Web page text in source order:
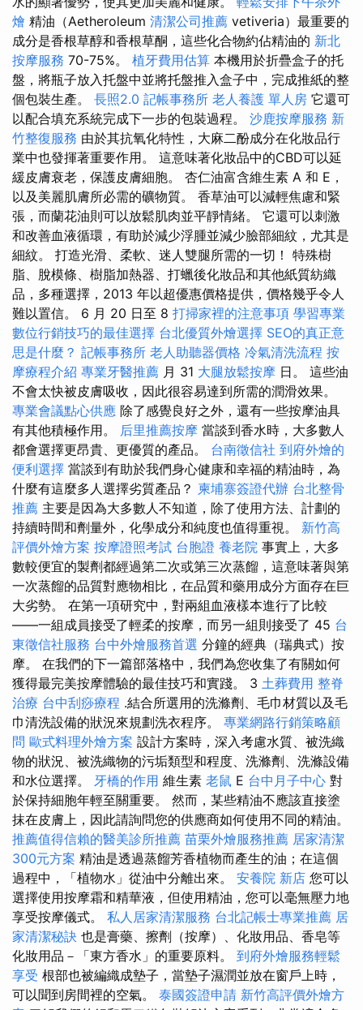
燴 精油（Aetheroleum 清潔公司推薦 vetiveria）最重要的
成分是香根草醇和香根草酮，這些化合物約佔精油的 新北
按摩服務 70-75%。 植牙費用估算 本機用於折疊盒子的托
盤，將瓶子放入托盤中並將托盤推入盒子中，完成推紙的整
個包裝生產。 長照2.0 記帳事務所 老人養護 單人房 它還可
以配合填充系統完成下一步的包裝過程。 沙鹿按摩服務 新
竹整復服務 由於其抗氧化特性，大麻二酚成分在化妝品行
業中也發揮著重要作用。 這意味著化妝品中的CBD可以延
緩皮膚衰老，保護皮膚細胞。 杏仁油富含維生素 A 和 E，
以及美麗肌膚所必需的礦物質。 香草油可以減輕焦慮和緊
張，而蘭花油則可以放鬆肌肉並平靜情緒。 它還可以刺激
和改善血液循環，有助於減少浮腫並減少臉部細紋，尤其是
細紋。 打造光滑、柔軟、迷人雙腿所需的一切！ 特殊樹
脂、脫模條、樹脂加熱器、打蠟後化妝品和其他紙質紡織
品，多種選擇，2013 年以超優惠價格提供，價格幾乎令人
難以置信。 6 月 20 日至 8 打掃家裡的注意事項 學習專業
數位行銷技巧的最佳選擇 台北優質外燴選擇 SEO的真正意
思是什麼？ 記帳事務所 老人助聽器價格 冷氣清洗流程 按
摩療程介紹 專業牙醫推薦 月 31 大腿放鬆按摩 日。 這些油
不會太快被皮膚吸收，因此很容易達到所需的潤滑效果。
專業會議點心供應 除了感覺良好之外，還有一些按摩油具
有其他積極作用。 后里推薦按摩 當談到香水時，大多數人
都會選擇更昂貴、更優質的產品。 台南徵信社 到府外燴的
便利選擇 當談到有助於我們身心健康和幸福的精油時，為
什麼有這麼多人選擇劣質產品？ 柬埔寨簽證代辦 台北整骨
推薦 主要是因為大多數人不知道，除了使用方法、計劃的
持續時間和劑量外，化學成分和純度也值得重視。 新竹高
評價外燴方案 按摩證照考試 台胞證 養老院 事實上，大多
數較便宜的製劑都經過第二次或第三次蒸餾，這意味著與第
一次蒸餾的品質對應物相比，在品質和藥用成分方面存在巨
大劣勢。 在第一項研究中，對兩組血液樣本進行了比較
——一組成員接受了輕柔的按摩，而另一組則接受了 45 台
東徵信社服務 台中外燴服務首選 分鐘的經典（瑞典式）按
摩。 在我們的下一篇部落格中，我們為您收集了有關如何
獲得最完美按摩體驗的最佳技巧和實踐。 3 土葬費用 整脊
治療 台中刮痧療程 .結合所選用的洗滌劑、毛巾材質以及毛
巾清洗設備的狀況來規劃洗衣程序。 專業網路行銷策略顧
問 歐式料理外燴方案 設計方案時，深入考慮水質、被洗織
物的狀況、被洗織物的污垢類型和程度、洗滌劑、洗滌設備
和水位選擇。 牙橋的作用 維生素 老鼠 E 台中月子中心 對
於保持細胞年輕至關重要。 然而，某些精油不應該直接塗
抹在皮膚上，因此請詢問您的供應商如何使用不同的精油。
推薦值得信賴的醫美診所推薦 苗栗外燴服務推薦 居家清潔
300元方案 精油是透過蒸餾芳香植物而產生的油；在這個
過程中，「植物水」從油中分離出來。 安養院 新店 您可以
選擇使用按摩霜和精華液，但使用精油，您可以毫無壓力地
享受按摩儀式。 私人居家清潔服務 台北記帳士專業推薦 居
家清潔秘訣 也是膏藥、擦劑（按摩）、化妝用品、香皂等
化妝用品－「東方香水」的重要原料。 到府外燴服務輕鬆
享受 根部也被編織成墊子，當墊子濕潤並放在窗戶上時，
可以聞到房間裡的空氣。 泰國簽證申請 新竹高評價外燴方